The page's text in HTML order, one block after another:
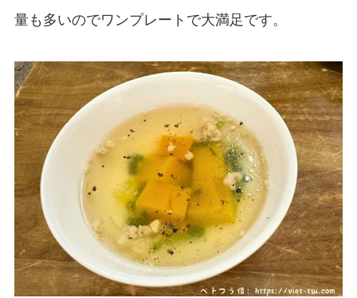
量も多いのでワンプレートで大満足です。